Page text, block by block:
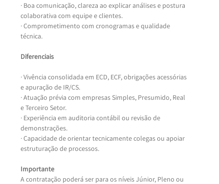
· Boa comunicação, clareza ao explicar análises e postura
colaborativa com equipe e clientes.
· Comprometimento com cronogramas e qualidade
técnica.
Diferenciais
· Vivência consolidada em ECD, ECF, obrigações acessórias
e apuração de IR/CS.
· Atuação prévia com empresas Simples, Presumido, Real
e Terceiro Setor.
· Experiência em auditoria contábil ou revisão de
demonstrações.
· Capacidade de orientar tecnicamente colegas ou apoiar
estruturação de processos.
Importante
A contratação poderá ser para os níveis Júnior, Pleno ou